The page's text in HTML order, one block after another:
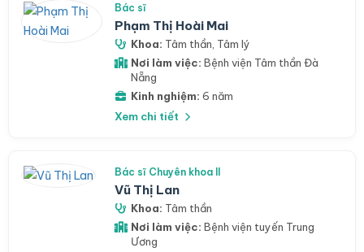
Bác sĩ
Phạm Thị Hoài Mai
Khoa: Tâm thần Tâm lý
Nơi làm việc: Bệnh viện Tâm thần Đà
Nẵng
Kinh nghiệm: 6 năm
Xem chi tiết
Bác sĩ Chuyên khoa II
Vũ Thị Lan
Khoa: Tâm thần
Nơi làm việc: Bệnh viện tuyến Trung
Ương